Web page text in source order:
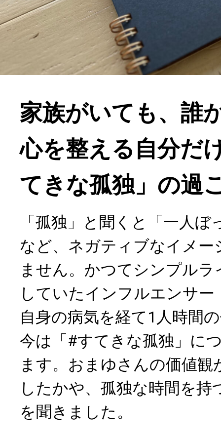
家族がいても、誰
心を整える自分だ
てきな孤独」の過
「孤独」と聞くと「一人
など、ネガティブなイメ
ません。かつてシンプル
していたインフルエンサ
自身の病気を経て1人時間
今は「#すてきな孤独」に
ます。おまゆさんの価値観
したかや、孤独な時間を
を聞きました。